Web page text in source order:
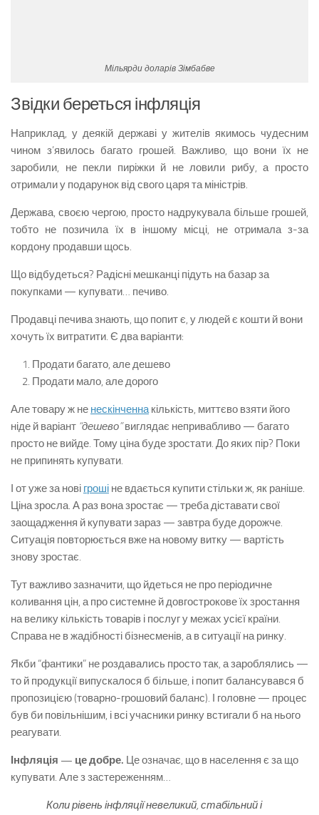
Мільярди доларів Зімбабве
Звідки береться інфляція
Наприклад, у деякій державі у жителів якимось чудесним
чином з’явилось багато грошей. Важливо, що вони їх не
заробили, не пекли пиріжки й не ловили рибу, а просто
отримали у подарунок від свого царя та міністрів.
Держава, своєю чергою, просто надрукувала більше грошей,
тобто не позичила їх в іншому місці, не отримала з-за
кордону продавши щось.
Що відбудеться? Радісні мешканці підуть на базар за
покупками — купувати… печиво.
Продавці печива знають, що попит є, у людей є кошти й вони
хочуть їх витратити. Є два варіанти:
Продати багато, але дешево
Продати мало, але дорого
Але товару ж не нескінченнакількість, миттєво взяти його
ніде й варіант “дешево”виглядає непривабливо — багато
просто не вийде. Тому ціна буде зростати. До яких пір? Поки
не припинять купувати.
І от уже за нові гроші не вдається купити стільки ж, як раніше.
Ціна зросла. А раз вона зростає — треба діставати свої
заощадження й купувати зараз — завтра буде дорожче.
Ситуація повторюється вже на новому витку — вартість
знову зростає.
Тут важливо зазначити, що йдеться не про періодичне
коливання цін, а про системне й довгострокове їх зростання
на велику кількість товарів і послуг у межах усієї країни.
Справа не в жадібності бізнесменів, а в ситуації на ринку.
Якби “фантики” не роздавались просто так, а зароблялись —
то й продукції випускалося б більше, і попит балансувався б
пропозицією (товарно-грошовий баланс). І головне — процес
був би повільнішим, і всі учасники ринку встигали б на нього
реагувати.
Інфляція — це добре. Це означає, що в населення є за що
купувати. Але з застереженням…
Коли рівень інфляції невеликий, стабільний і